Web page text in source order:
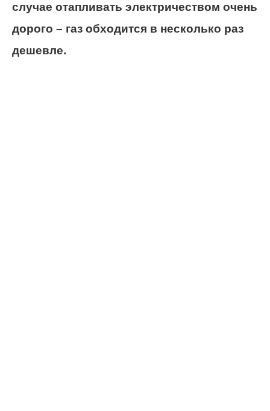
случае отапливать электричеством очень
дорого – газ обходится в несколько раз
дешевле.